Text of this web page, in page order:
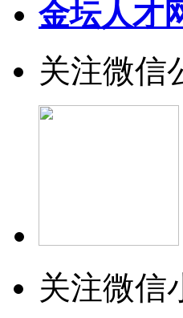
金坛人才
关注微信
关注微信